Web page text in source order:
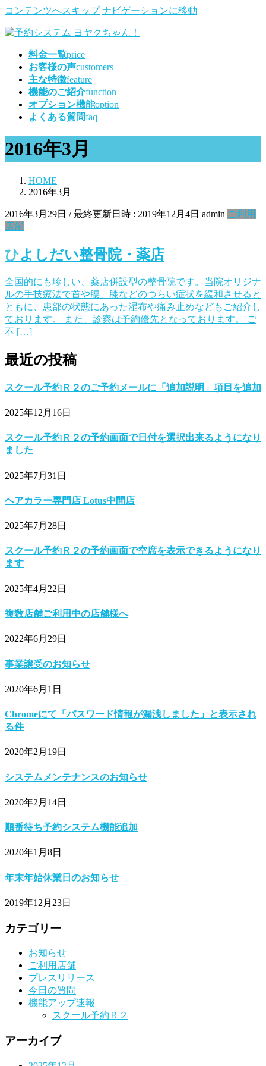
コンテンツへスキップ ナビゲーションに移動
料金一覧price
お客様の声customers
主な特徴feature
機能のご紹介function
オプション機能option
よくある質問faq
2016年3月
HOME
2016年3月
2016年3月29日 / 最終更新日時 : 2019年12月4日 admin ご利用
店舗
ひよしだい整骨院・薬店
全国的にも珍しい、薬店併設型の整骨院です。当院オリジナ
ルの手技療法で首や腰、膝などのつらい症状を緩和させると
ともに、患部の状態にあった湿布や痛み止めなどもご紹介し
ております。 また、診察は予約優先となっております。 ご
不 […]
最近の投稿
スクール予約Ｒ２のご予約メールに「追加説明」項目を追加
2025年12月16日
スクール予約Ｒ２の予約画面で日付を選択出来るようになり
ました
2025年7月31日
ヘアカラー専門店 Lotus中間店
2025年7月28日
スクール予約Ｒ２の予約画面で空席を表示できるようになり
ます
2025年4月22日
複数店舗ご利用中の店舗様へ
2022年6月29日
事業譲受のお知らせ
2020年6月1日
Chromeにて「パスワード情報が漏洩しました」と表示され
る件
2020年2月19日
システムメンテナンスのお知らせ
2020年2月14日
順番待ち予約システム機能追加
2020年1月8日
年末年始休業日のお知らせ
2019年12月23日
カテゴリー
お知らせ
ご利用店舗
プレスリリース
今日の質問
機能アップ速報
スクール予約Ｒ２
アーカイブ